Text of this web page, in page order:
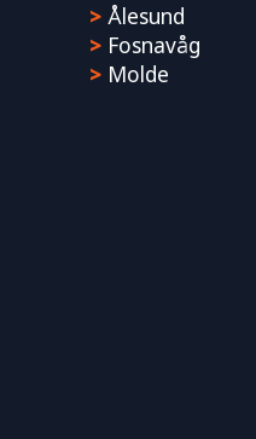
> Ålesund
> Fosnavåg
> Molde